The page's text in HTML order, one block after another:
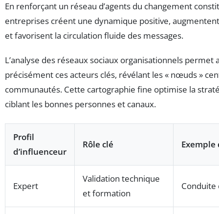
En renforçant un réseau d’agents du changement
entreprises créent une dynamique positive,
et favorisent la circulation fluide des messages.
L’analyse des réseaux sociaux organisationnels permet
précisément ces acteurs clés, révélant les « nœuds »
communautés. Cette cartographie fine optimise la
ciblant les bonnes personnes et canaux.
Profil
d’influenceur
Rôle clé Exemple
Expert
Validation technique
et formation
Conduite